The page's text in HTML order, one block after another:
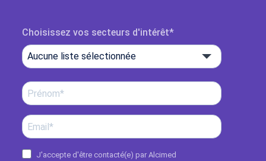
Choisissez vos secteurs d'intérêt
Aucune liste sélectionnée
J'accepte d'être contacté(e) par Alcimed